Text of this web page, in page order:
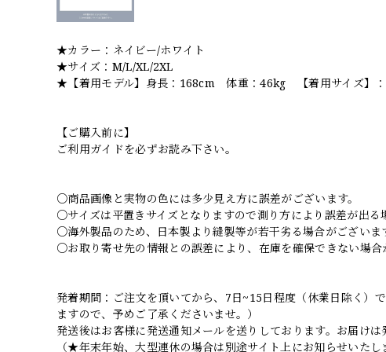
★カラー：ネイビー/ホワイト
★サイズ：M/L/XL/2XL
★【着用モデル】身長：168cm 体重：46kg 【着用サイズ】
【ご購入前に】
ご利用ガイドを必ずお読み下さい。
○商品画像と実物の色には多少見え方に誤差がございます。
○サイズは平置きサイズとなりますので測り方により誤差が出る
○海外製品のため、日本製より縫製等が若干劣る場合がございま
○お取り寄せ先の情報との誤差により、在庫を確保できない場合
発着期間：ご注文を頂いてから、7日~15日程度（休業日除く）
ますので、予めご了承くださいませ。）
発送後はお客様に発送通知メールを送りしております。お届け
（★年末年始、大型連休の場合は別途サイト上にお知らせいたし